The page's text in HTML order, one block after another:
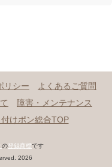
リシー
よくあるご質問
障害・メンテナンス
けポン総合TOP
の登録商標です
2026